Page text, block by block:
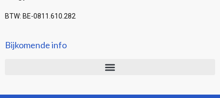
BTW: BE-0811.610.282
Bijkomende info